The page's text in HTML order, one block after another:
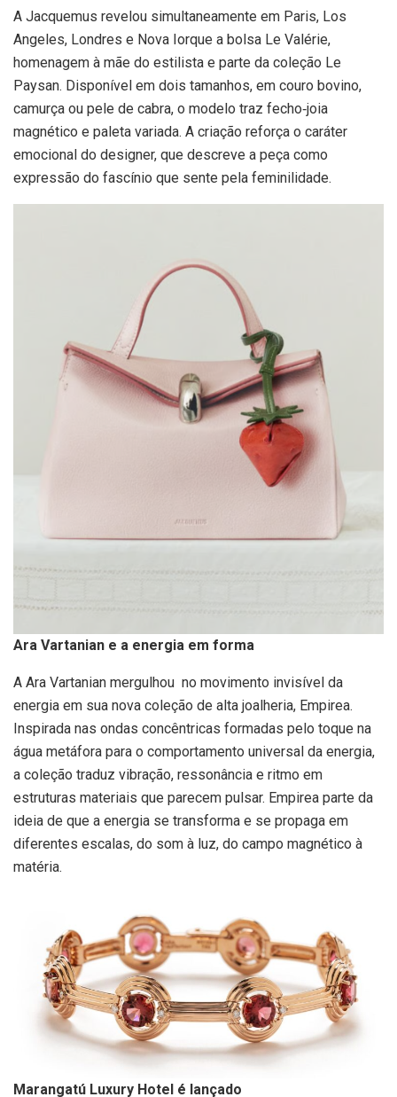
A Jacquemus revelou simultaneamente em Paris, Los
Angeles, Londres e Nova Iorque a bolsa Le Valérie,
homenagem à mãe do estilista e parte da coleção Le
Paysan. Disponível em dois tamanhos, em couro bovino,
camurça ou pele de cabra, o modelo traz fecho‑joia
magnético e paleta variada. A criação reforça o caráter
emocional do designer, que descreve a peça como
expressão do fascínio que sente pela feminilidade.
Ara Vartanian e a energia em forma
A Ara Vartanian mergulhou no movimento invisível da
energia em sua nova coleção de alta joalheria, Empirea.
Inspirada nas ondas concêntricas formadas pelo toque na
água metáfora para o comportamento universal da energia,
a coleção traduz vibração, ressonância e ritmo em
estruturas materiais que parecem pulsar. Empirea parte da
ideia de que a energia se transforma e se propaga em
diferentes escalas, do som à luz, do campo magnético à
matéria.
Marangatú Luxury Hotel é lançado